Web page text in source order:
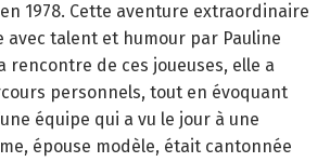
1978. Cette aventure extraordinaire
avec talent et humour par Pauline
rencontre de ces joueuses, elle a
personnels, tout en évoquant
équipe qui a vu le jour à une
épouse modèle, était cantonnée